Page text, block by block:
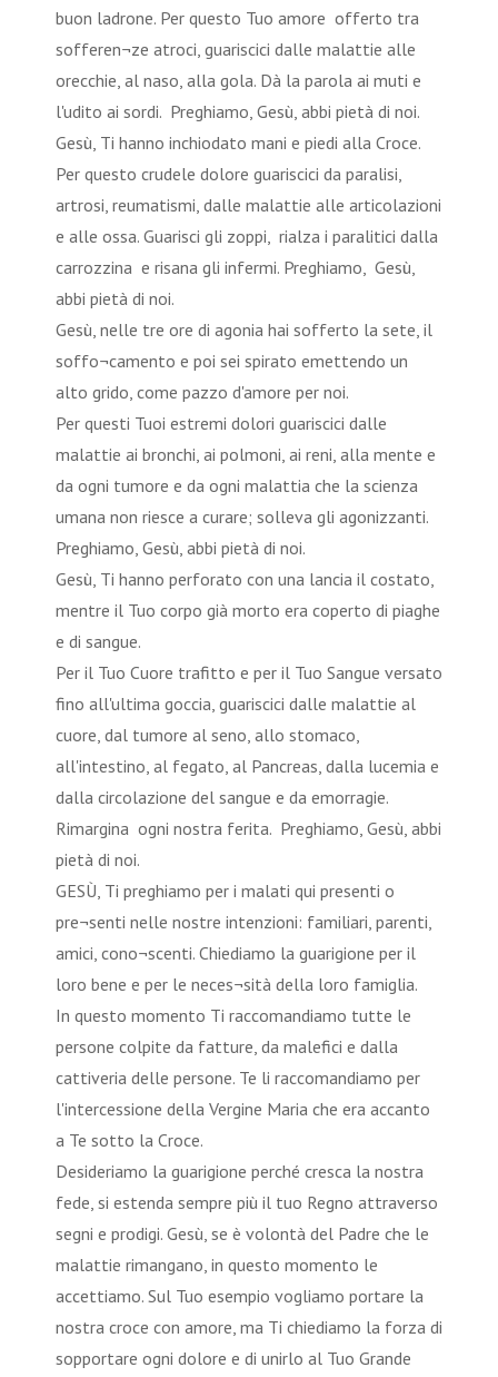
buon ladrone. Per questo Tuo amore offerto tra
sofferen¬ze atroci, guariscici dalle malattie alle
orecchie, al naso, alla gola. Dà la parola ai muti e
l'udito ai sordi. Preghiamo, Gesù, abbi pietà di noi.
Gesù, Ti hanno inchiodato mani e piedi alla Croce.
Per questo crudele dolore guariscici da paralisi,
artrosi, reumatismi, dalle malattie alle articolazioni
e alle ossa. Guarisci gli zoppi, rialza i paralitici dalla
carrozzina e risana gli infermi. Preghiamo, Gesù,
abbi pietà di noi.
Gesù, nelle tre ore di agonia hai sofferto la sete, il
soffo¬camento e poi sei spirato emettendo un
alto grido, come pazzo d'amore per noi.
Per questi Tuoi estremi dolori guariscici dalle
malattie ai bronchi, ai polmoni, ai reni, alla mente e
da ogni tumore e da ogni malattia che la scienza
umana non riesce a curare; solleva gli agonizzanti.
Preghiamo, Gesù, abbi pietà di noi.
Gesù, Ti hanno perforato con una lancia il costato,
mentre il Tuo corpo già morto era coperto di piaghe
e di sangue.
Per il Tuo Cuore trafitto e per il Tuo Sangue versato
fino all'ultima goccia, guariscici dalle malattie al
cuore, dal tumore al seno, allo stomaco,
all'intestino, al fegato, al Pancreas, dalla lucemia e
dalla circolazione del sangue e da emorragie.
Rimargina ogni nostra ferita. Preghiamo, Gesù, abbi
pietà di noi.
GESÙ, Ti preghiamo per i malati qui presenti o
pre¬senti nelle nostre intenzioni: familiari, parenti,
amici, cono¬scenti. Chiediamo la guarigione per il
loro bene e per le neces¬sità della loro famiglia.
In questo momento Ti raccomandiamo tutte le
persone colpite da fatture, da malefici e dalla
cattiveria delle persone. Te li raccomandiamo per
l'intercessione della Vergine Maria che era accanto
a Te sotto la Croce.
Desideriamo la guarigione perché cresca la nostra
fede, si estenda sempre più il tuo Regno attraverso
segni e prodigi. Gesù, se è volontà del Padre che le
malattie rimangano, in questo momento le
accettiamo. Sul Tuo esempio vogliamo portare la
nostra croce con amore, ma Ti chiediamo la forza di
sopportare ogni dolore e di unirlo al Tuo Grande